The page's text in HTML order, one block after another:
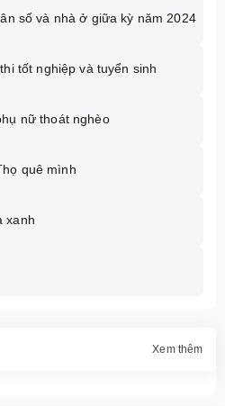
số và nhà ở giữa kỳ năm 2024
tốt nghiệp và tuyển sinh
nữ thoát nghèo
quê mình
xanh
Xem thêm